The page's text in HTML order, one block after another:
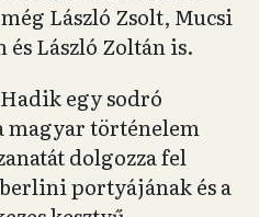
László Zsolt, Mucsi
László Zoltán is.
egy sodró
magyar történelem
dolgozza fel
portyájának és a